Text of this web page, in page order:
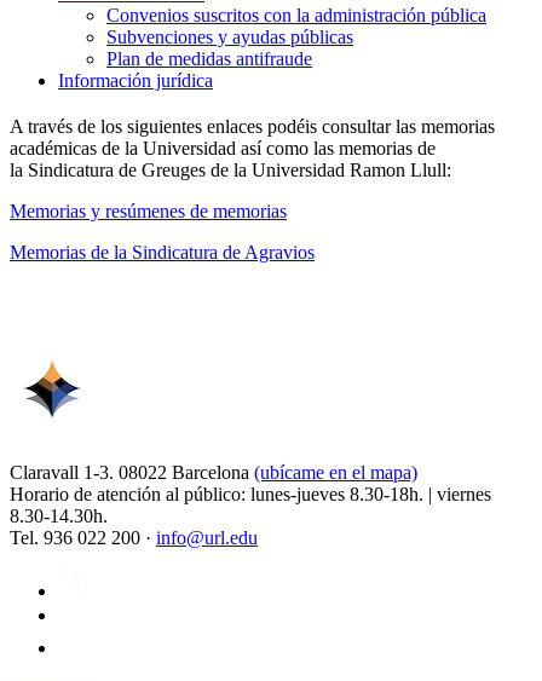
Convenios suscritos con la administración pública
Subvenciones y ayudas públicas
Plan de medidas antifraude
Información jurídica
A través de los siguientes enlaces podéis consultar las memorias
académicas de la Universidad así como las memorias de
la Sindicatura de Greuges de la Universidad Ramon Llull:
Memorias y resúmenes de memorias
Memorias de la Sindicatura de Agravios
Claravall 1-3. 08022 Barcelona (ubícame en el mapa)
Horario de atención al público: lunes-jueves 8.30-18h. | viernes
8.30-14.30h.
Tel. 936 022 200 · info@url.edu